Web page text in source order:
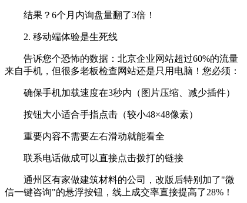
结果？6个月内询盘量翻了3倍！
2. 移动端体验是生死线
告诉您个恐怖的数据：北京企业网站超过60%的流量
来自手机，但很多老板检查网站还是只用电脑！您必须：
确保手机加载速度在3秒内（图片压缩、减少插件）
按钮大小适合手指点击（较小48×48像素）
重要内容不需要左右滑动就能看全
联系电话做成可以直接点击拨打的链接
通州区有家做建筑材料的公司，改版后特别加了"微
信一键咨询"的悬浮按钮，线上成交率直接提高了28%！